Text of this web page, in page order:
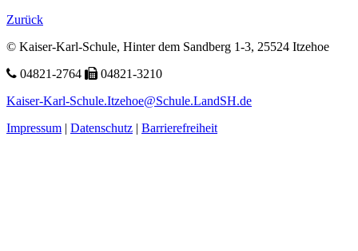
Zurück
© Kaiser-Karl-Schule, Hinter dem Sandberg 1-3, 25524 Itzehoe
04821-2764
04821-3210
Kaiser-Karl-Schule.Itzehoe@Schule.LandSH.de
Impressum | Datenschutz | Barrierefreiheit